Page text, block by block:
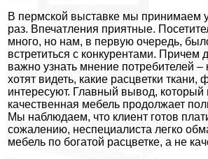
В пермской выставке мы принимаем
раз. Впечатления приятные.
много, но нам, в первую очередь,
встретиться с конкурентами. Причем
важно узнать мнение потребителей –
хотят видеть, какие расцветки ткани,
интересуют. Главный вывод,
качественная мебель продолжает
Мы наблюдаем, что клиент готов
сожалению, неспециалиста легко
мебель по богатой расцветке, а не